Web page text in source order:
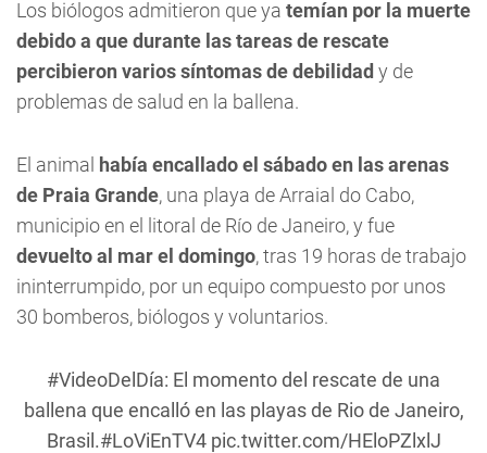
Los biólogos admitieron que ya temían por la muerte
debido a que durante las tareas de rescate
percibieron varios síntomas de debilidad y de
problemas de salud en la ballena.
El animal había encallado el sábado en las arenas
de Praia Grande, una playa de Arraial do Cabo,
municipio en el litoral de Río de Janeiro, y fue
devuelto al mar el domingo, tras 19 horas de trabajo
ininterrumpido, por un equipo compuesto por unos
30 bomberos, biólogos y voluntarios.
#VideoDelDía: El momento del rescate de una
ballena que encalló en las playas de Rio de Janeiro,
Brasil.#LoViEnTV4 pic.twitter.com/HEloPZlxlJ